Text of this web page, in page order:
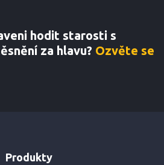
hodit starosti s
za hlavu? Ozvěte se
Produkty